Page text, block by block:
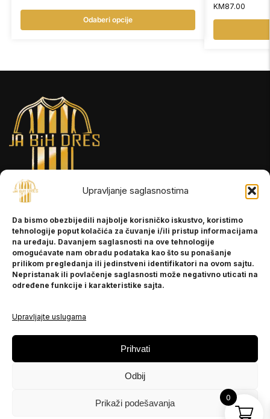
Upravljanje saglasnostima
Da bismo obezbijedili najbolje korisničko iskustvo, koristimo
tehnologije poput kolačića za čuvanje i/ili pristup informacijama
na uređaju. Davanjem saglasnosti na ove tehnologije
omogućavate nam obradu podataka kao što su ponašanje
prilikom pregledanja ili jedinstveni identifikatori na ovom sajtu.
Nepristanak ili povlačenje saglasnosti može negativno uticati na
određene funkcije i karakteristike sajta.
Upravljajte uslugama
Prihvati
Odbij
Prikaži podešavanja
Odaberi opcije
KM87.00
INFORMACIJE
O nama
Kontakt
POMOĆ
Politika privatnosti
PRATITE NAS
Instagram
0